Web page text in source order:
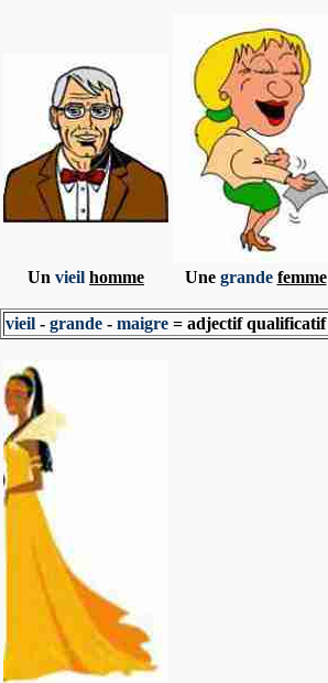
Un vieil homme Une grande femme
vieil - grande - maigre = adjectif qualificatif